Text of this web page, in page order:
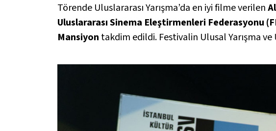
Törende Uluslararası Yarışma’da en iyi filme verilen
Uluslararası Sinema Eleştirmenleri Federasyonu
Mansiyon takdim edildi. Festivalin Ulusal Yarışma